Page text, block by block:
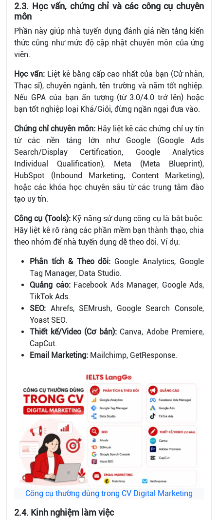
2.3. Học vấn, chứng chỉ và các công cụ chuyên
môn
Phần này giúp nhà tuyển dụng đánh giá nền tảng kiến
thức cũng như mức độ cập nhật chuyên môn của ứng
viên.
Học vấn:Liệt kê bằng cấp cao nhất của bạn (Cử nhân,
Thạc sĩ), chuyên ngành, tên trường và năm tốt nghiệp.
Nếu GPA của bạn ấn tượng (từ 3.0/4.0 trở lên) hoặc
bạn tốt nghiệp loại Khá/Giỏi, đừng ngần ngại đưa vào.
Chứng chỉ chuyên môn:Hãy liệt kê các chứng chỉ uy tín
từ các nền tảng lớn như Google (Google Ads
Search/Display Certification, Google Analytics
Individual Qualification), Meta (Meta Blueprint),
HubSpot (Inbound Marketing, Content Marketing),
hoặc các khóa học chuyên sâu từ các trung tâm đào
tạo uy tín.
Công cụ (Tools):Kỹ năng sử dụng công cụ là bắt buộc.
Hãy liệt kê rõ ràng các phần mềm bạn thành thạo, chia
theo nhóm để nhà tuyển dụng dễ theo dõi. Ví dụ:
Phân tích & Theo dõi: Google Analytics, Google
Tag Manager, Data Studio.
Quảng cáo:Facebook Ads Manager, Google Ads,
TikTok Ads.
SEO: Ahrefs, SEMrush, Google Search Console,
Yoast SEO.
Thiết kế/Video (Cơ bản):Canva, Adobe Premiere,
CapCut.
Email Marketing: Mailchimp, GetResponse.
Công cụ thường dùng trong CV Digital Marketing
2.4. Kinh nghiệm làm việc